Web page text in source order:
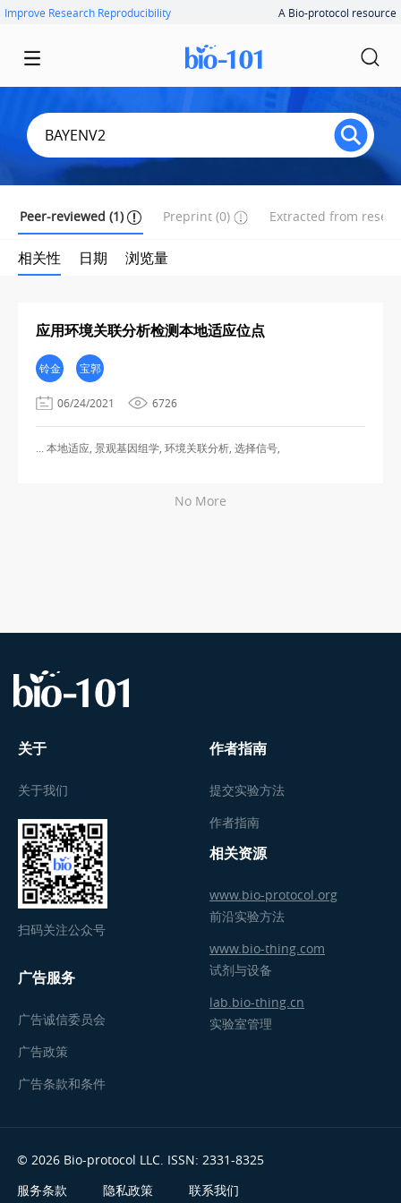
Improve Research Reproducibility A Bio-protocol resource
Peer-reviewed (1) Preprint (0) Extracted from
相关性 日期 浏览量
应用环境关联分析检测本地适应位点
铃金 宝郭
06/24/2021 6726
... 本地适应, 景观基因组学, 环境关联分析, 选择信号,
No More
关于
关于我们
扫码关注公众号
广告服务
广告诚信委员会
广告政策
广告条款和条件
作者指南
提交实验方法
作者指南
相关资源
www.bio-protocol.org
前沿实验方法
www.bio-thing.com
试剂与设备
lab.bio-thing.cn
实验室管理
© 2026 Bio-protocol LLC. ISSN: 2331-8325
服务条款
隐私政策 联系我们